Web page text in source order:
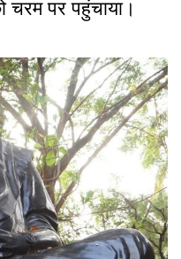
चरम पर पहुंचाया।